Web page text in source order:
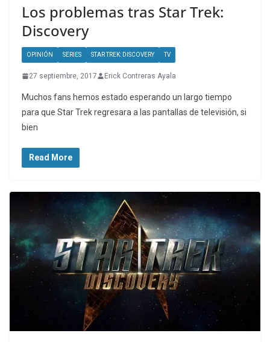
Los problemas tras Star Trek:
Discovery
OPINIÓN SERIES STAR TREK: DISCOVERY TV
27 septiembre, 2017 Erick Contreras Ayala
Muchos fans hemos estado esperando un largo tiempo
para que Star Trek regresara a las pantallas de televisión, si
bien
Read More